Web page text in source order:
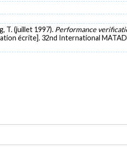
T. (juillet 1997). Performance
écrite]. 32nd International